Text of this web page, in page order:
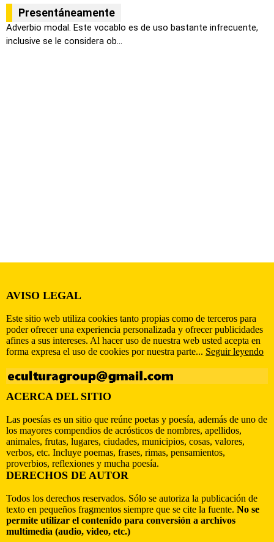
Presentáneamente
Adverbio modal. Este vocablo es de uso bastante infrecuente,
inclusive se le considera ob...
AVISO LEGAL
Este sitio web utiliza cookies tanto propias como de terceros para
poder ofrecer una experiencia personalizada y ofrecer publicidades
afines a sus intereses. Al hacer uso de nuestra web usted acepta en
forma expresa el uso de cookies por nuestra parte... Seguir leyendo
ACERCA DEL SITIO
Las poesías es un sitio que reúne poetas y poesía, además de uno de
los mayores compendios de acrósticos de nombres, apellidos,
animales, frutas, lugares, ciudades, municipios, cosas, valores,
verbos, etc. Incluye poemas, frases, rimas, pensamientos,
proverbios, reflexiones y mucha poesía.
DERECHOS DE AUTOR
Todos los derechos reservados. Sólo se autoriza la publicación de
texto en pequeños fragmentos siempre que se cite la fuente. No se
permite utilizar el contenido para conversión a archivos
multimedia (audio, video, etc.)